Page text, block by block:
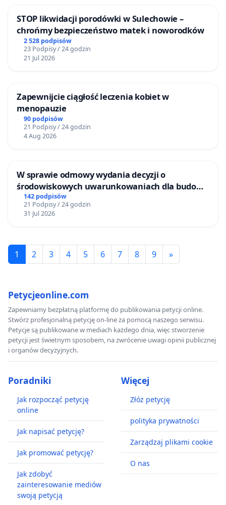
STOP likwidacji porodówki w Sulechowie –
chrońmy bezpieczeństwo matek i noworodków
2 528 podpisów
23 Podpisy / 24 godzin
21 Jul 2026
Zapewnijcie ciągłość leczenia kobiet w
menopauzie
90 podpisów
21 Podpisy / 24 godzin
4 Aug 2026
W sprawie odmowy wydania decyzji o
środowiskowych uwarunkowaniach dla budowy
zakładu wytwarzania biometanu „Krynki” w
Ostrowiu Południowym oraz ochrony
mieszkańców i Puszczy Knyszyńskiej
142 podpisów
21 Podpisy / 24 godzin
31 Jul 2026
1 2 3 4 5 6 7 8 9 »
Petycjeonline.com
Zapewniamy bezpłatną platformę do publikowania petycji online.
Stwórz profesjonalną petycję on-line za pomocą naszego serwisu.
Petycje są publikowane w mediach każdego dnia, więc stworzenie
petycji jest świetnym sposobem, na zwrócenie uwagi opinii publicznej
i organów decyzyjnych.
Poradniki
Jak rozpocząć petycję
online
Jak napisać petycję?
Jak promować petycję?
Jak zdobyć
zainteresowanie mediów
swoją petycją
Więcej
Złóż petycję
polityka prywatności
Zarządzaj plikami cookie
O nas